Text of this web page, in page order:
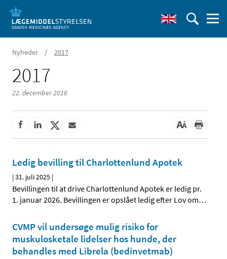
Nyheder / 2017
2017
22. december 2016
Ledig bevilling til Charlottenlund Apotek
|31. juli 2025 |
Bevillingen til at drive Charlottenlund Apotek er ledig pr.
1. januar 2026. Bevillingen er opslået ledig efter Lov om…
CVMP vil undersøge mulig risiko for
muskulosketale lidelser hos hunde, der
behandles med Librela (bedinvetmab)